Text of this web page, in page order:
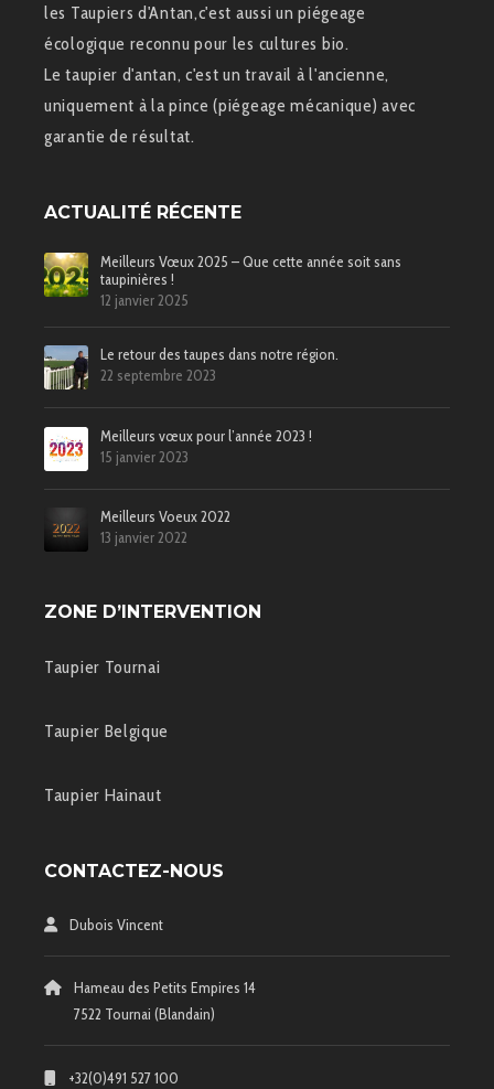
les Taupiers d'Antan,c'est aussi un piégeage
écologique reconnu pour les cultures bio.
Le taupier d'antan, c'est un travail à l'ancienne,
uniquement à la pince (piégeage mécanique) avec
garantie de résultat.
ACTUALITÉ RÉCENTE
Meilleurs Vœux 2025 – Que cette année soit sans
taupinières !
12 janvier 2025
Le retour des taupes dans notre région.
22 septembre 2023
Meilleurs vœux pour l’année 2023 !
15 janvier 2023
Meilleurs Voeux 2022
13 janvier 2022
ZONE D’INTERVENTION
Taupier Tournai
Taupier Belgique
Taupier Hainaut
CONTACTEZ-NOUS
Dubois Vincent
Hameau des Petits Empires 14
7522 Tournai (Blandain)
+32(0)491 527 100